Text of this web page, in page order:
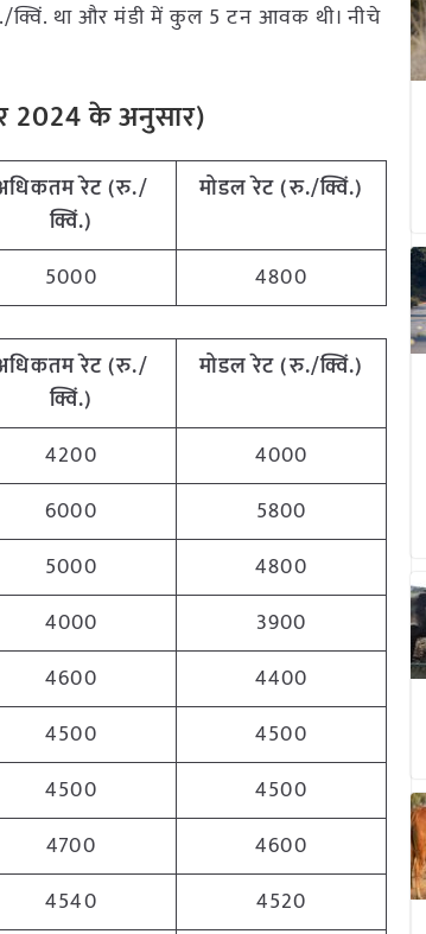
क्विं. था और मंडी में कुल 5 टन आवक थी। नीचे
2024के अनुसार)
रेट (रु./
क्विं.)
मोडल रेट(रु./क्विं.)
5000 4800
रेट (रु./
क्विं.)
मोडल रेट(रु./क्विं.)
4200
4000
6000
5800
5000
4800
4000
3900
4600
4400
4500
4500
4500
4500
4700
4600
4540
4520